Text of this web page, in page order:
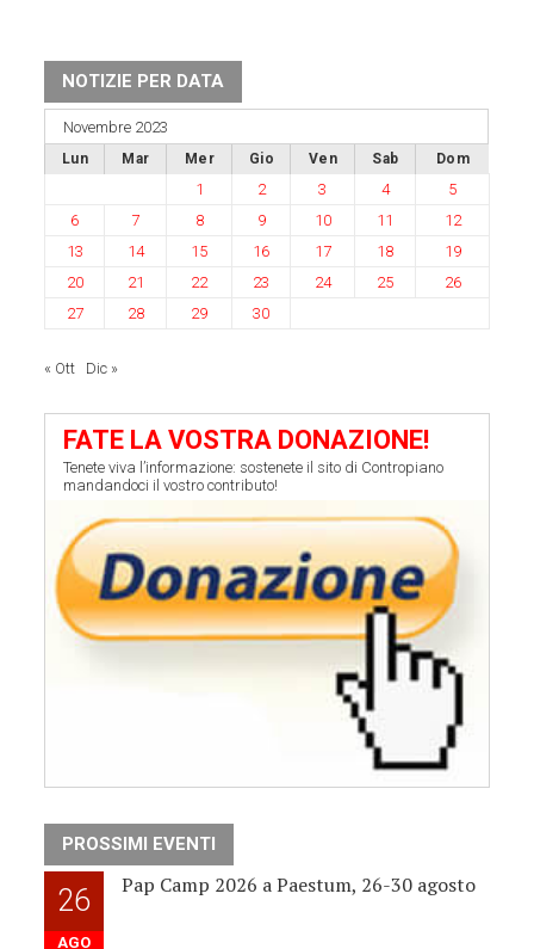
NOTIZIE PER DATA
Novembre 2023
Lun Mar Mer Gio Ven Sab Dom
1 2 3 4
5
6
7 8 9 10 11
12
13
14 15 16 17 18
19
20
21 22 23 24 25
26
27
28 29 30
« Ott Dic »
FATE LA VOSTRA DONAZIONE!
Tenete viva l’informazione: sostenete il sito di Contropiano
mandandoci il vostro contributo!
PROSSIMI EVENTI
26
AGO
Pap Camp 2026 a Paestum, 26-30 agosto